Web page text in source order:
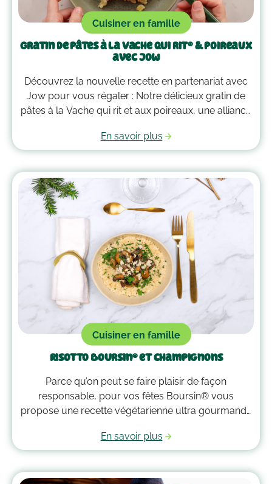
Cuisiner en famille
Gratin de pâtes à La Vache qui rit® & poireaux
avec Jow
Découvrez la nouvelle recette en partenariat avec
Jow pour vous régaler : Notre délicieux gratin de
pâtes à la Vache qui rit et aux poireaux, une alliance
bouchée
En savoir plus
Cuisiner en famille
Risotto Boursin® et champignons
Parce qu’on peut se faire plaisir de façon
responsable, pour vos fêtes Boursin® vous
propose une recette végétarienne ultra gourmande
savoureuse 4 fois moins émettrice en carbone qu’un
risotto avec du poulet (source : calculs Agribalyse,
ADEME). On vous souhaite un bon appétit !
En savoir plus